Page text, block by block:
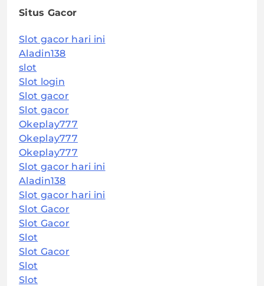
Situs Gacor
Slot gacor hari ini
Aladin138
slot
Slot login
Slot gacor
Slot gacor
Okeplay777
Okeplay777
Okeplay777
Slot gacor hari ini
Aladin138
Slot gacor hari ini
Slot Gacor
Slot Gacor
Slot
Slot Gacor
Slot
Slot